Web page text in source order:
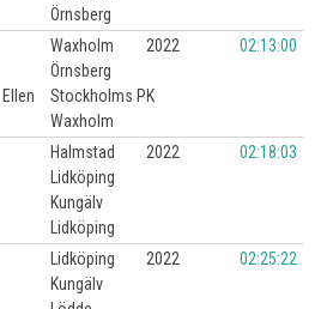
Örnsberg
Ellen
Waxholm
Örnsberg
Stockholms PK
Waxholm
2022 02:13:00
Halmstad
Lidköping
Kungälv
Lidköping
2022 02:18:03
Lidköping
Kungälv
2022 02:25:22